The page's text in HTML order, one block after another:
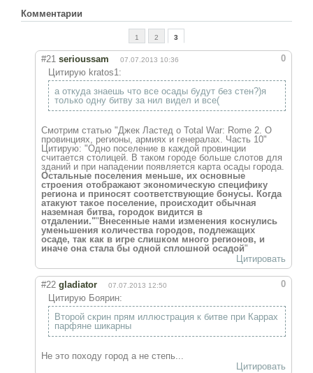
Античность
Комментарии
1 2 3
0
#21 serioussam 07.07.2013 10:36
Цитирую kratos1:
а откуда знаешь что все осады будут без стен?)я
только одну битву за нил видел и все(
Смотрим статью "Джек Ластед о Total War: Rome 2. О
провинциях, регионы, армиях и генералах. Часть 10"
Цитирую: "Одно поселение в каждой провинции
считается столицей. В таком городе больше слотов для
зданий и при нападении появляется карта осады города.
Остальные поселения меньше, их основные
строения отображают экономическую специфику
региона и приносят соответствующие бонусы. Когда
атакуют такое поселение, происходит обычная
наземная битва, городок видится в
отдалении.""Внесенные нами изменения коснулись
уменьшения количества городов, подлежащих
осаде, так как в игре слишком много регионов, и
иначе она стала бы одной сплошной осадой"
Цитировать
0
#22 gladiator 07.07.2013 12:50
Цитирую Боярин:
Второй скрин прям иллюстрация к битве при Каррах
парфяне шикарны
Не это походу город а не степь...
Цитировать